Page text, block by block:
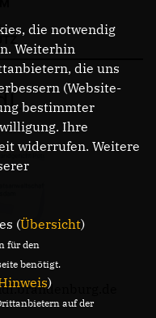
die notwendig
Weiterhin
die uns
(Website-
bestimmter
Ihre
widerrufen. Weitere
(Übersicht)
für den
benötigt.
)
auf der